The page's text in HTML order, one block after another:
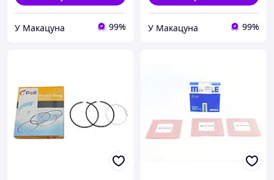
У Макацуна 99% У Макацуна 99%